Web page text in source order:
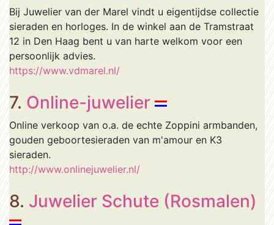
Bij Juwelier van der Marel vindt u eigentijdse collectie
sieraden en horloges. In de winkel aan de Tramstraat
12 in Den Haag bent u van harte welkom voor een
persoonlijk advies.
https://www.vdmarel.nl/
7. Online-juwelier
Online verkoop van o.a. de echte Zoppini armbanden,
gouden geboortesieraden van m'amour en K3
sieraden.
http://www.onlinejuwelier.nl/
8. Juwelier Schute (Rosmalen)